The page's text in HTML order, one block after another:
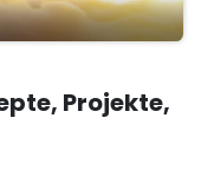
Projekte,